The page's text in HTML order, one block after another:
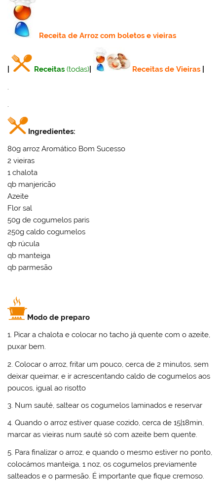
Receitade Arroz com boletos e vieiras
Receitas (todas) Receitas de Vieiras
.
.
Ingredientes:
80g arroz Aromático Bom Sucesso
2 vieiras
1 chalota
qb manjericão
Azeite
Flor sal
50g de cogumelos paris
250g caldo cogumelos
qb rúcula
qb manteiga
qb parmesão
Modo de preparo
1. Picar a chalota e colocar no tacho já quente com o azeite,
puxar bem.
2. Colocar o arroz, fritar um pouco, cerca de 2 minutos, sem
deixar queimar, e ir acrescentando caldo de cogumelos aos
poucos, igual ao risotto
3. Num sauté, saltear os cogumelos laminados e reservar
4. Quando o arroz estiver quase cozido, cerca de 15|18min,
marcar as vieiras num sauté só com azeite bem quente.
5. Para finalizar o arroz, e quando o mesmo estiver no ponto,
colocámos manteiga, 1 noz, os cogumelos previamente
salteados e o parmesão. É importante que fique cremoso.